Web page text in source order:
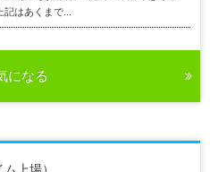
はあくまで...
になる
上場）